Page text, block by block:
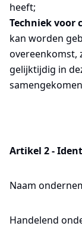
heeft;
Techniek voor
kan worden
overeenkomst,
gelijktijdig in
Artikel 2 -
Naam
Handelend